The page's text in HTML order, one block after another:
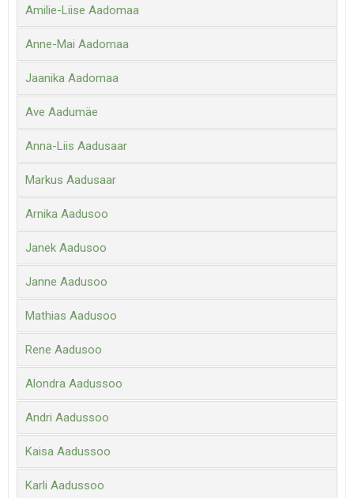
Amilie-Liise Aadomaa
Anne-Mai Aadomaa
Jaanika Aadomaa
Ave Aadumäe
Anna-Liis Aadusaar
Markus Aadusaar
Arnika Aadusoo
Janek Aadusoo
Janne Aadusoo
Mathias Aadusoo
Rene Aadusoo
Alondra Aadussoo
Andri Aadussoo
Kaisa Aadussoo
Karli Aadussoo